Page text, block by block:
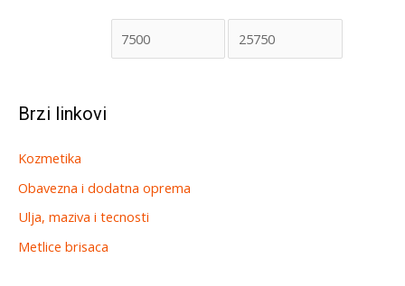
Brzi linkovi
Kozmetika
Obavezna i dodatna oprema
Ulja, maziva i tecnosti
Metlice brisaca